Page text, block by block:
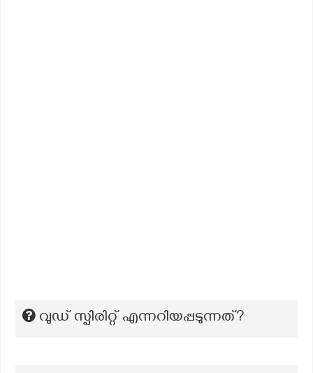
വുഡ് സ്പിരിറ്റ് എന്നറിയപ്പടുന്നത്?